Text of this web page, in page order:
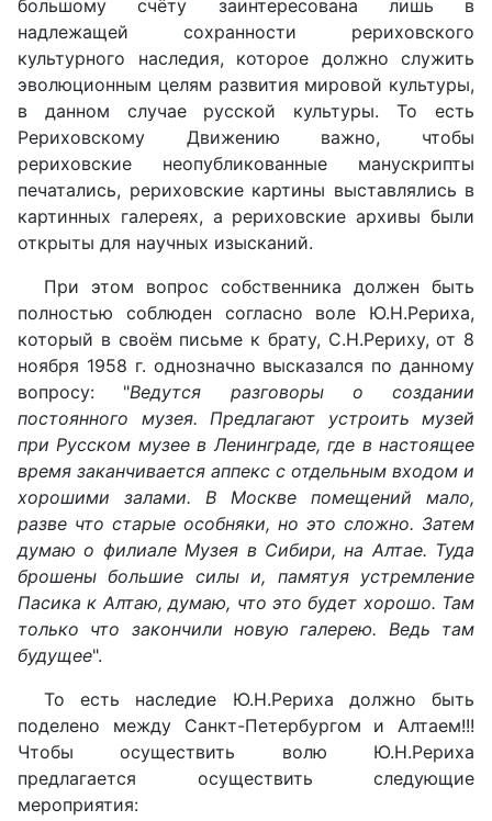
большому счёту заинтересована лишь в
надлежащей сохранности рериховского
культурного наследия, которое должно служить
эволюционным целям развития мировой культуры,
в данном случае русской культуры. То есть
Рериховскому Движению важно, чтобы
рериховские неопубликованные манускрипты
печатались, рериховские картины выставлялись в
картинных галереях, а рериховские архивы были
открыты для научных изысканий.
При этом вопрос собственника должен быть
полностью соблюден согласно воле Ю.Н.Рериха,
который в своём письме к брату, С.Н.Рериху, от 8
ноября 1958 г. однозначно высказался по данному
вопросу: "Ведутся разговоры о создании
постоянного музея. Предлагают устроить музей
при Русском музее в Ленинграде, где в настоящее
время заканчивается аппекс с отдельным входом и
хорошими залами. В Москве помещений мало,
разве что старые особняки, но это сложно. Затем
думаю о филиале Музея в Сибири, на Алтае. Туда
брошены большие силы и, памятуя устремление
Пасика к Алтаю, думаю, что это будет хорошо. Там
только что закончили новую галерею. Ведь там
будущее".
То есть наследие Ю.Н.Рериха должно быть
поделено между Санкт-Петербургом и Алтаем!!!
Чтобы осуществить волю Ю.Н.Рериха
предлагается осуществить следующие
мероприятия: